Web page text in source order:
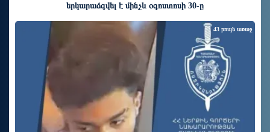
երկարաձգվել է մինչև օգոստոսի 30-ը
43 րոպե առաջ